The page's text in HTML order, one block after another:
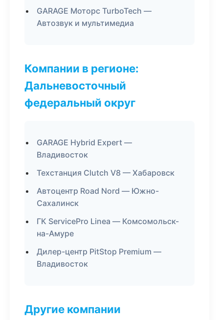
GARAGE Моторс TurboTech —
Автозвук и мультимедиа
Компании в регионе:
Дальневосточный
федеральный округ
GARAGE Hybrid Expert —
Владивосток
Техстанция Clutch V8 — Хабаровск
Автоцентр Road Nord — Южно-
Сахалинск
ГК ServicePro Linea — Комсомольск-
на-Амуре
Дилер-центр PitStop Premium —
Владивосток
Другие компании